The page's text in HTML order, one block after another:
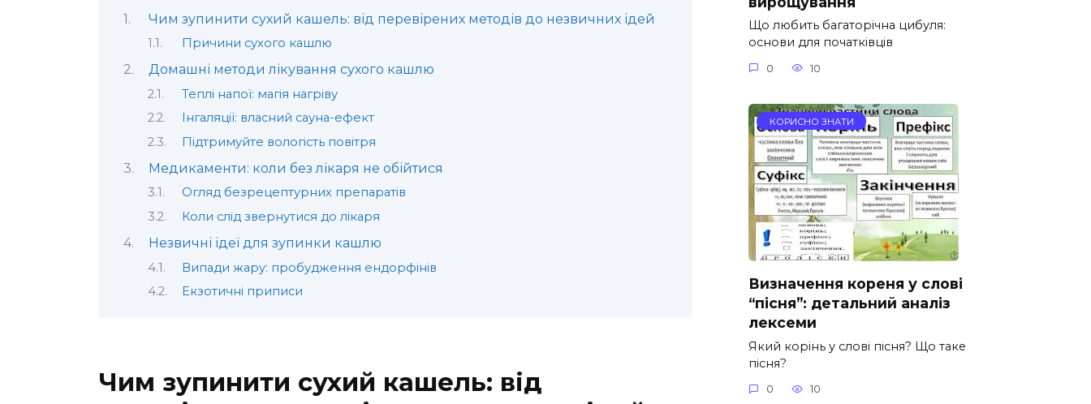
Чим зупинити сухий кашель: від перевірених методів до незвичних ідей
Причини сухого кашлю
Домашні методи лікування сухого кашлю
Теплі напої: магія нагріву
Інгаляції: власний сауна-ефект
Підтримуйте вологість повітря
Медикаменти: коли без лікаря не обійтися
Огляд безрецептурних препаратів
Коли слід звернутися до лікаря
Незвичні ідеї для зупинки кашлю
Випади жару: пробудження ендорфінів
Екзотичні приписи
Чим зупинити сухий кашель: від
Що любить багаторічна цибуля:
основи для початківців
0 10
КОРИСНО ЗНАТИ
Визначення кореня у слові
“пісня”: детальний аналіз
лексеми
Який корінь у слові пісня? Що таке
пісня?
0 10